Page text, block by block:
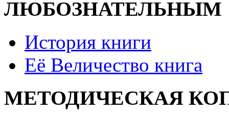
ЛЮБОЗНАТЕЛЬНЫМ
История книги
Её Величество книга
МЕТОДИЧЕСКАЯ